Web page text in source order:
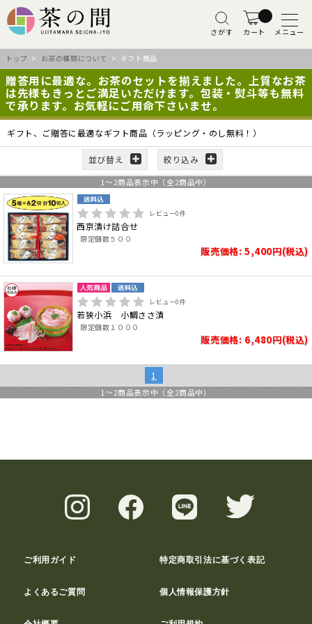
さがす カート メニュー
トップ > お茶の種類について > ギフト商品
贈答用に最適な。お茶のセットを揃えました。上質なお茶
は先様もきっとご満足いただけます。包装・熨斗等も無料
で承ります。お気軽にご用命下さいませ。
ギフト、ご贈答に最適なギフト商品（ラッピング・のし無料！）
並び替え 絞り込み
1 ～2商品表示中（全2商品中）
レビュー0件
西京漬け詰合せ
限定個数５００
販売価格: 5,400円(税込)
レビュー0件
若狭小浜 小鯛ささ漬
限定個数１０００
販売価格: 6,480円(税込)
1
1 ～2商品表示中（全2商品中）
ご利用ガイド 特定商取引法に基づく表記
よくあるご質問 個人情報保護方針